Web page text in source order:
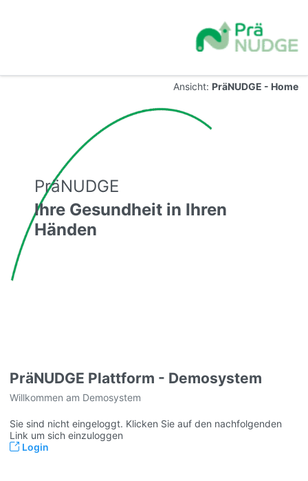
Ansicht: PräNUDGE - Home
PräNUDGE
Ihre Gesundheit in Ihren
Händen
PräNUDGE Plattform - Demosystem
Willkommen am Demosystem
Sie sind nicht eingeloggt. Klicken Sie auf den nachfolgenden
Link um sich einzuloggen
Login